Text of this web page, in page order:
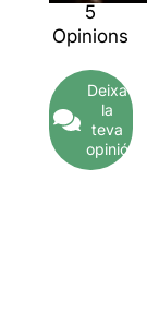
5
Opinions
Deixa
la
teva
opinió